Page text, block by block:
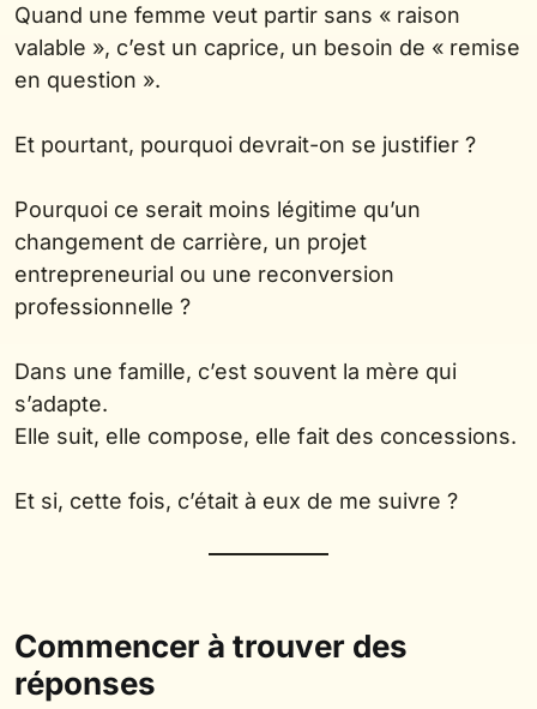
Quand une femme veut partir sans « raison
valable », c’est un caprice, un besoin de « remise
en question ».
Et pourtant, pourquoi devrait-on se justifier ?
Pourquoi ce serait moins légitime qu’un
changement de carrière, un projet
entrepreneurial ou une reconversion
professionnelle ?
Dans une famille, c’est souvent la mère qui
s’adapte.
Elle suit, elle compose, elle fait des concessions.
Et si, cette fois, c’était à eux de me suivre ?
Commencer à trouver des
réponses